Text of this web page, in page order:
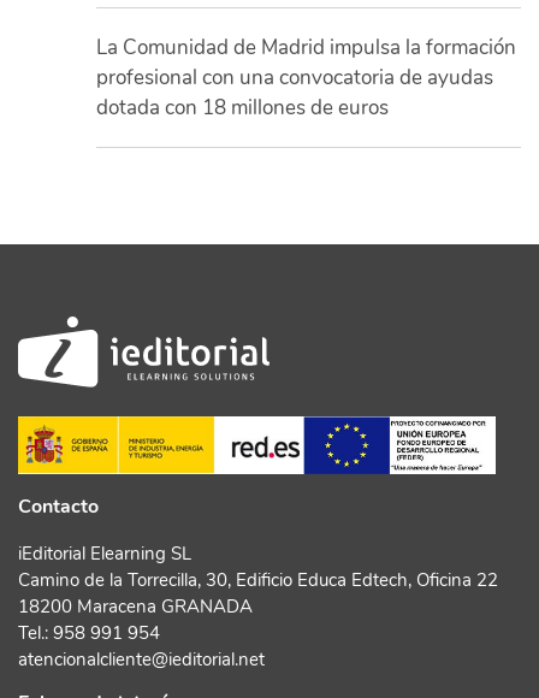
La Comunidad de Madrid impulsa la formación
profesional con una convocatoria de ayudas
dotada con 18 millones de euros
Contacto
iEditorial Elearning SL
Camino de la Torrecilla, 30, Edificio Educa Edtech, Oficina 22
18200 Maracena GRANADA
Tel.: 958 991 954
atencionalcliente@ieditorial.net